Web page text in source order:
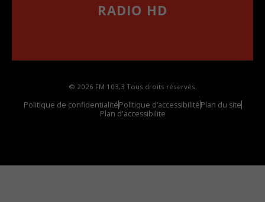
RADIO HD
© 2026 FM 103,3 Tous droits réservés.
Politique de confidentialitéPolitique d’accessibilitéPlan du site
Plan d'accessibilite